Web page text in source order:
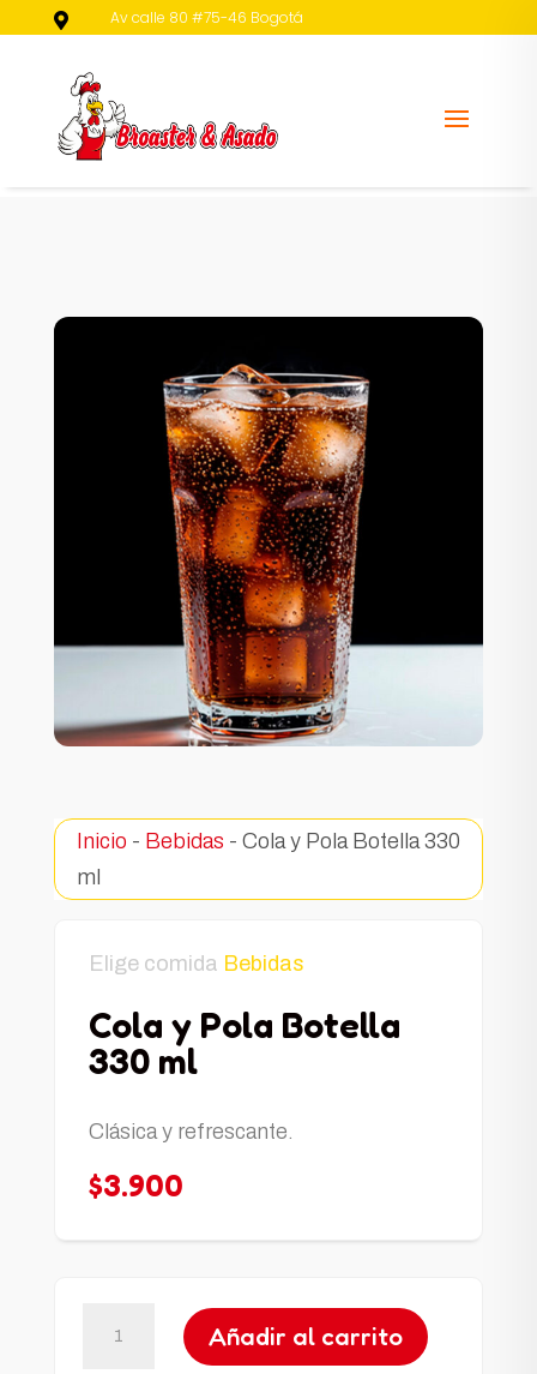
 Av calle 80 #75-46 Bogotá
Inicio - Bebidas - Cola y Pola Botella 330
ml
Elige comida Bebidas
Cola y Pola Botella
330 ml
Clásica y refrescante.
$3.900
Añadir al carrito